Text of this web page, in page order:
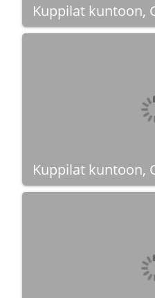
Kuppilat kuntoon,
Kuppilat kuntoon,